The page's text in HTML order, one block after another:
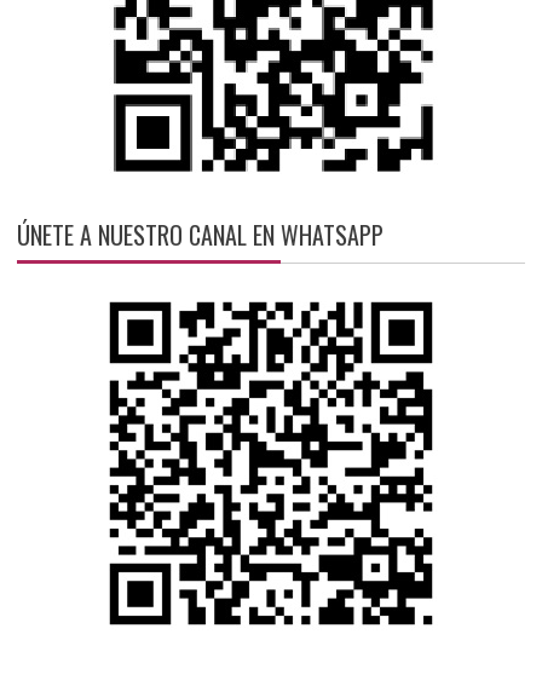
ÚNETE A NUESTRO CANAL EN WHATSAPP